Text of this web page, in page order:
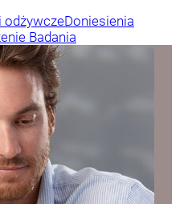
odżywczeDoniesienia
Badania